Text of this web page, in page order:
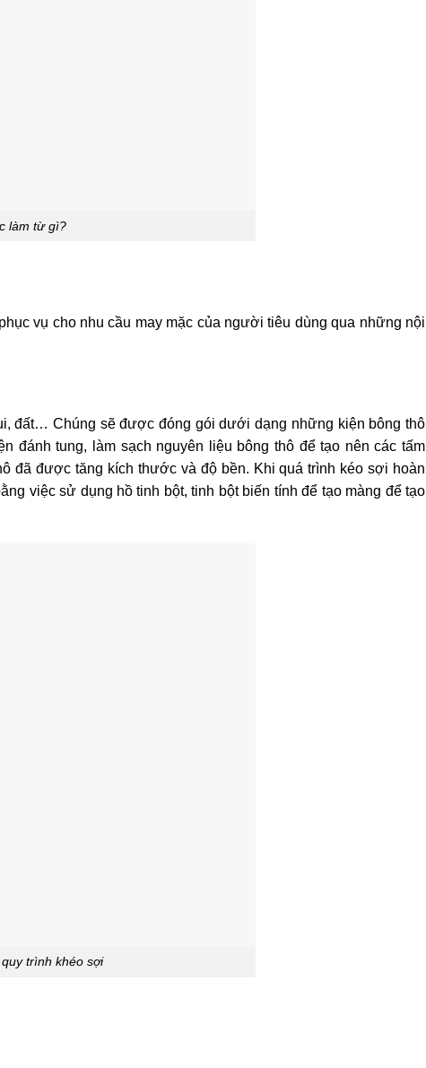
làm từ gì?
vụ cho nhu cầu may mặc của người tiêu dùng qua những nội
đất… Chúng sẽ được đóng gói dưới dạng những kiện bông thô
tung, làm sạch nguyên liệu bông thô để tạo nên các tấm
đã được tăng kích thước và độ bền. Khi quá trình kéo sợi hoàn
việc sử dụng hồ tinh bột, tinh bột biến tính để tạo màng để tạo
trình khéo sợi